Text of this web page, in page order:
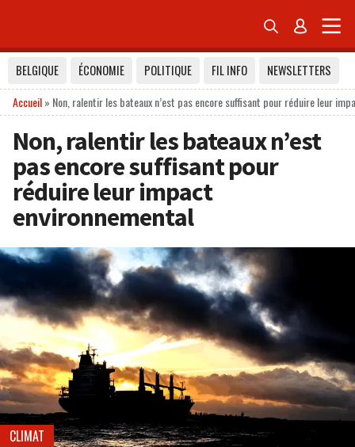
 
BELGIQUE ÉCONOMIE POLITIQUE FIL INFO
NEWSLETTERS
Accueil» Non, ralentir les bateaux n’est pas encore suffisant pour réduire leur
Non, ralentir les bateaux n’est
pas encore suffisant pour
réduire leur impact
environnemental
CLIMAT